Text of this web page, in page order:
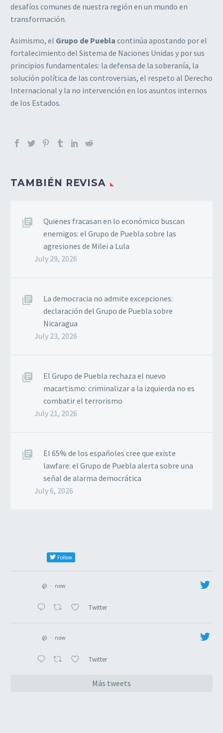
desafíos comunes de nuestra región en un mundo en
transformación.
Asimismo, el Grupo de Puebla continúa apostando por el
fortalecimiento del Sistema de Naciones Unidas y por sus
principios fundamentales: la defensa de la soberanía, la
solución política de las controversias, el respeto al Derecho
Internacional y la no intervención en los asuntos internos
de los Estados.
TAMBIÉN REVISA
Quienes fracasan en lo económico buscan
enemigos: el Grupo de Puebla sobre las
agresiones de Milei a Lula
July 29, 2026
La democracia no admite excepciones:
declaración del Grupo de Puebla sobre
Nicaragua
July 23, 2026
El Grupo de Puebla rechaza el nuevo
macartismo: criminalizar a la izquierda no es
combatir el terrorismo
July 21, 2026
El 65% de los españoles cree que existe
lawfare: el Grupo de Puebla alerta sobre una
señal de alarma democrática
July 6, 2026
Follow
@ · now
Twitter
@ · now
Twitter
Más tweets